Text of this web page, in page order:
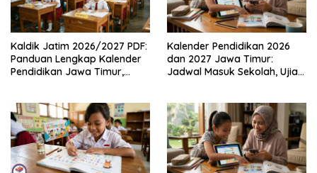
Kaldik Jatim 2026/2027 PDF:
Panduan Lengkap Kalender
Pendidikan Jawa Timur,
Kalender Pendidikan 2026
dan 2027 Jawa Timur:
Jadwal Masuk Sekolah, Ujian,